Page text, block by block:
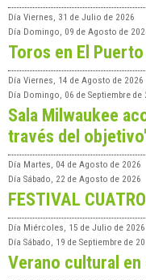
Día Viernes, 31 de Julio de 2026
Día Domingo, 09 de Agosto de
Toros en El
Día Viernes, 14 de Agosto de 2026
Día Domingo, 06 de Septiembre de
Sala Milwaukee
través del
Día Martes, 04 de Agosto de 2026
Día Sábado, 22 de Agosto de 2026
FESTIVAL
Día Miércoles, 15 de Julio de 2026
Día Sábado, 19 de Septiembre de
Verano cultural